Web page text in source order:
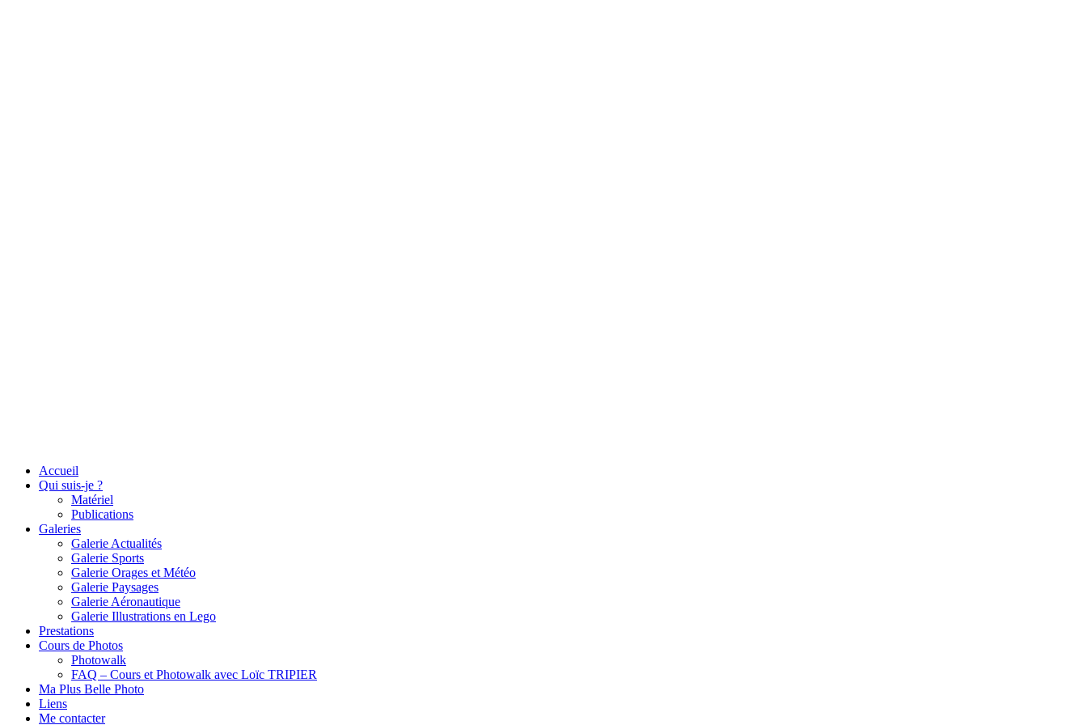
Accueil
Qui suis-je ?
Matériel
Publications
Galeries
Galerie Actualités
Galerie Sports
Galerie Orages et Météo
Galerie Paysages
Galerie Aéronautique
Galerie Illustrations en Lego
Prestations
Cours de Photos
Photowalk
FAQ – Cours et Photowalk avec Loïc TRIPIER
Ma Plus Belle Photo
Liens
Me contacter